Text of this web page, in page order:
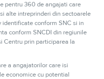
pentru 360 de angajati care
alte intreprinderi din sectoarele
conform SNC si in
conform SNCDI din regiunile
Centru prin participarea la
a angajatorilor care isi
economice cu potential